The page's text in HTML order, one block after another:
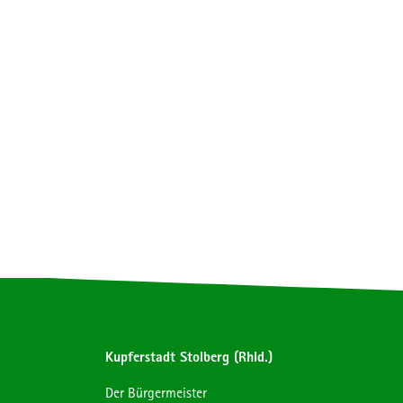
Kupferstadt Stolberg (Rhld.)
Der Bürgermeister